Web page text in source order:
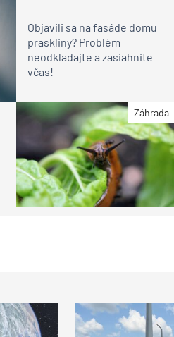
Objavili sa na fasáde domu
praskliny? Problém
neodkladajte a zasiahnite
včas!
Záhrada